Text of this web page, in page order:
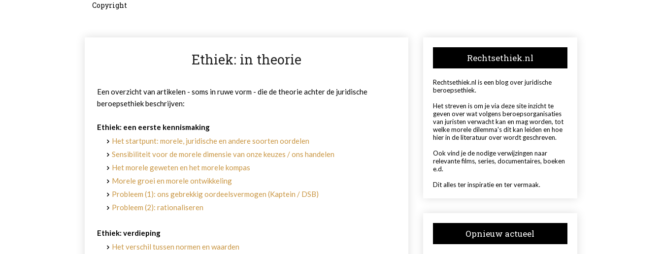
Copyright
Ethiek: in theorie
Een overzicht van artikelen - soms in ruwe vorm - die de theorie achter de juridische
beroepsethiek beschrijven:
Ethiek: een eerste kennismaking
Het startpunt: morele, juridische en andere soorten oordelen
Sensibiliteit voor de morele dimensie van onze keuzes / ons handelen
Het morele geweten en het morele kompas
Morele groei en morele ontwikkeling
Probleem (1): ons gebrekkig oordeelsvermogen (Kaptein / DSB)
Probleem (2): rationaliseren
Ethiek: verdieping
Het verschil tussen normen en waarden
Rechtsethiek.nl
Rechtsethiek.nl is een blog over juridische
beroepsethiek.
Het streven is om je via deze site inzicht te
geven over wat volgens beroepsorganisaties
van juristen verwacht kan en mag worden, tot
welke morele dilemma's dit kan leiden en hoe
hier in de literatuur over wordt geschreven.
Ook vind je de nodige verwijzingen naar
relevante films, series, documentaires, boeken
e.d.
Dit alles ter inspiratie en ter vermaak.
Opnieuw actueel